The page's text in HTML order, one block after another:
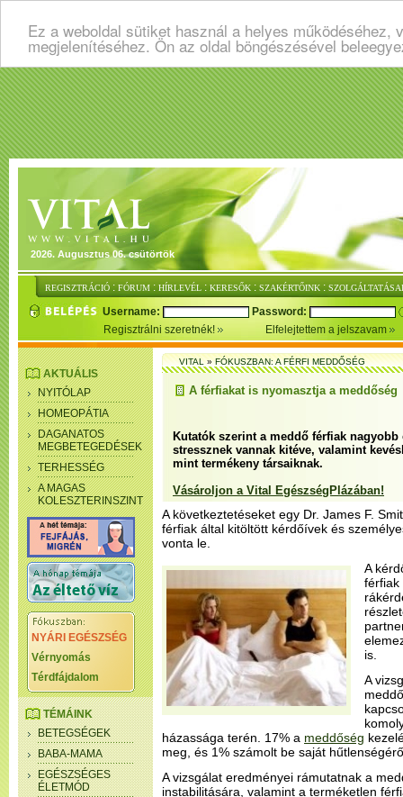
Ez a weboldal sütiket használ a helyes
megjelenítéséhez. Ön az oldal böngészésével
2026. Augusztus 06. csütörtök
REGISZTRÁCIÓ : FÓRUM : HÍRLEVÉL : KERESŐK : SZAKÉRTŐINK :
Username:
Password:
Regisztrálni szeretnék!
Elfelejtettem a jelszavam
AKTUÁLIS
NYITÓLAP
HOMEOPÁTIA
DAGANATOS
MEGBETEGEDÉSEK
TERHESSÉG
A MAGAS
KOLESZTERINSZINT
NYÁRI EGÉSZSÉG
Vérnyomás
Térdfájdalom
TÉMÁINK
BETEGSÉGEK
BABA-MAMA
EGÉSZSÉGES
ÉLETMÓD
VITAL»FÓKUSZBAN: A FÉRFI MEDDŐSÉG
A férfiakat is nyomasztja a meddőség
Kutatók szerint a meddő férfiak
stressznek vannak kitéve, valamint
mint termékeny társaiknak.
Vásároljon a Vital EgészségPlázában!
A következtetéseket egy Dr. James F.
férfiak által kitöltött kérdőívek és
vonta le.
A
férfiak
is.
A
házassága terén. 17% a meddőség
meg, és 1% számolt be saját
A vizsgálat eredményei rámutatnak a
instabilitására, valamint a terméketlen